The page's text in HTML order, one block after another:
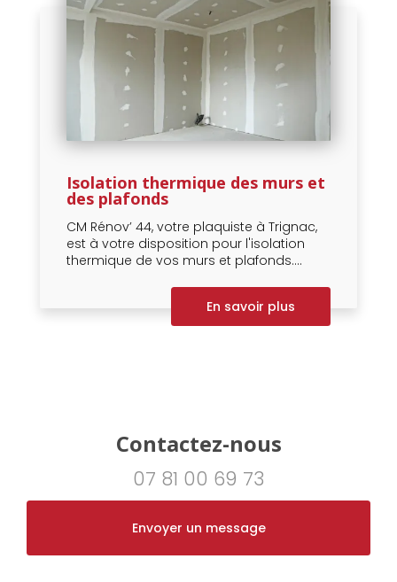
Isolation thermique des murs et
des plafonds
CM Rénov’ 44, votre plaquiste à Trignac,
est à votre disposition pour l'isolation
thermique de vos murs et plafonds....
En savoir plus
Contactez-nous
07 81 00 69 73
Envoyer un message